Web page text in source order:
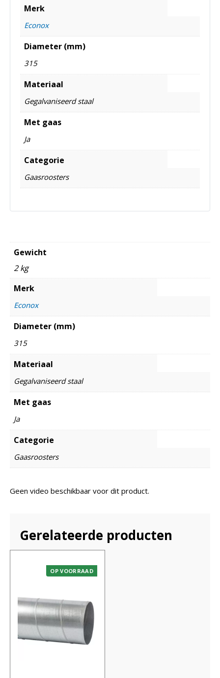
Merk
Econox
Diameter (mm)
315
Materiaal
Gegalvaniseerd staal
Met gaas
Ja
Categorie
Gaasroosters
Gewicht
2 kg
Merk
Econox
Diameter (mm)
315
Materiaal
Gegalvaniseerd staal
Met gaas
Ja
Categorie
Gaasroosters
Geen video beschikbaar voor dit product.
Gerelateerde producten
OP VOORRAAD